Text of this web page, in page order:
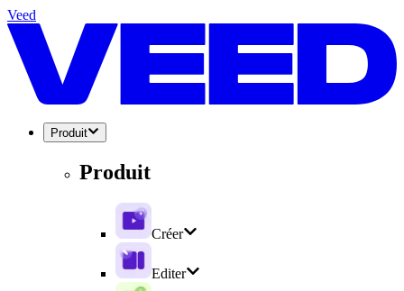
Veed
Produit
Produit
Créer
Editer